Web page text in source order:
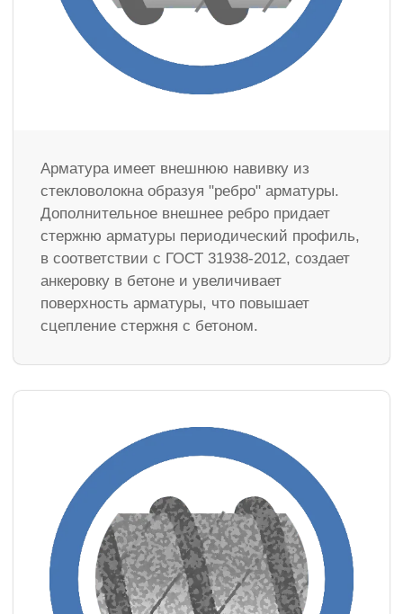
Арматура имеет внешнюю навивку из
стекловолокна образуя "ребро" арматуры.
Дополнительное внешнее ребро придает
стержню арматуры периодический профиль,
в соответствии с ГОСТ 31938-2012, создает
анкеровку в бетоне и увеличивает
поверхность арматуры, что повышает
сцепление стержня с бетоном.